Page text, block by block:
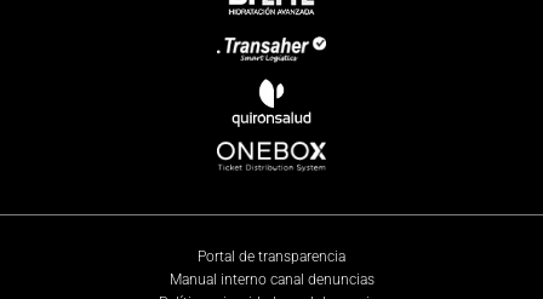
Portal de transparencia
Manual interno canal denuncias